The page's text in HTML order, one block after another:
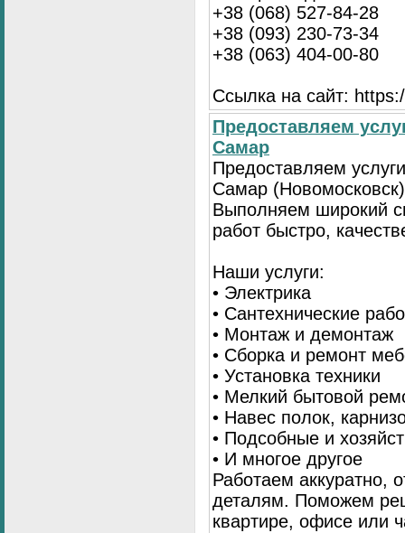
+38 (068) 527-84-28
+38 (093) 230-73-34
+38 (063) 404-00-80
Ссылка на сайт:
Предоставляем
Самар
Предоставляем
Самар
Выполняем широкий
работ быстро,
Наши услуги:
• Электрика
• Сантехнические
• Монтаж и демонтаж
• Сборка и ремонт
• Установка техники
• Мелкий бытовой
• Навес полок,
• Подсобные и
• И многое другое
Работаем аккуратно,
деталям. Поможем
квартире, офисе или